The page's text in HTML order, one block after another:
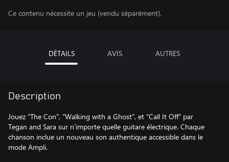
Ce contenu nécessite un jeu (vendu séparément).
DÉTAILS AVIS AUTRES
Description
Jouez "The Con", "Walking with a Ghost", et "Call It Off" par
Tegan and Sara sur n'importe quelle guitare électrique. Chaque
chanson inclue un nouveau son authentique accessible dans le
mode Ampli.